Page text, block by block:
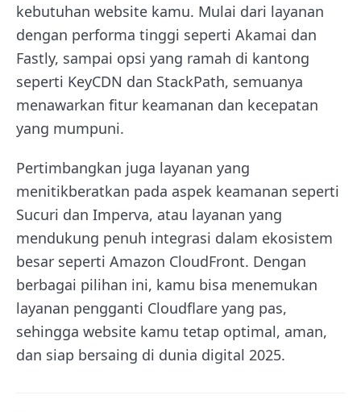
kebutuhan website kamu. Mulai dari layanan
dengan performa tinggi seperti Akamai dan
Fastly, sampai opsi yang ramah di kantong
seperti KeyCDN dan StackPath, semuanya
menawarkan fitur keamanan dan kecepatan
yang mumpuni.
Pertimbangkan juga layanan yang
menitikberatkan pada aspek keamanan seperti
Sucuri dan Imperva, atau layanan yang
mendukung penuh integrasi dalam ekosistem
besar seperti Amazon CloudFront. Dengan
berbagai pilihan ini, kamu bisa menemukan
layanan pengganti Cloudflare yang pas,
sehingga website kamu tetap optimal, aman,
dan siap bersaing di dunia digital 2025.